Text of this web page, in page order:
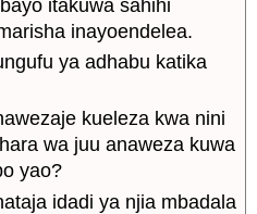
itakuwa sahihi
inayoendelea.
ya adhabu katika
kueleza kwa nini
wa juu anaweza kuwa
yao?
idadi ya njia mbadala